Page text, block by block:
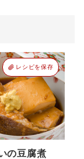
レシピを保存
の豆腐煮